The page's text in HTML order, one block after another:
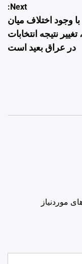
Next:
با وجود اختلاف میان
نتیجه انتخابات
در عراق بعید است
موردنیاز